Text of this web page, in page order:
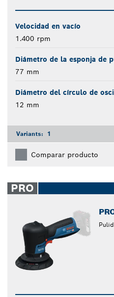
Velocidad en vacío
1.400 rpm
Diámetro de la esponja de
77 mm
Diámetro del círculo de
12 mm
Variants: 1
Comparar producto
PRO